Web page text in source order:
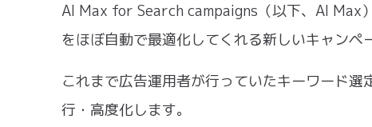
AI Max for Search campaigns（以下、AI Max
をほぼ自動で最適化してくれる新しいキャンペ
これまで広告運用者が行っていたキーワード
行・高度化します。